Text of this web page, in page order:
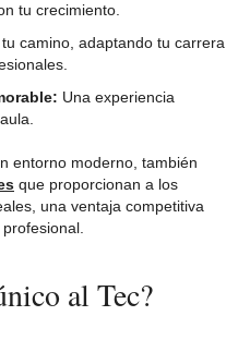
tu crecimiento.
camino, adaptando tu carrera
Una experiencia
entorno moderno, también
que proporcionan a los
una ventaja competitiva
al Tec?